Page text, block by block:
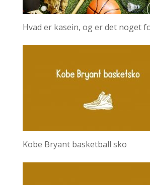
Hvad er kasein, og er det noget
Kobe Bryant basketball sko